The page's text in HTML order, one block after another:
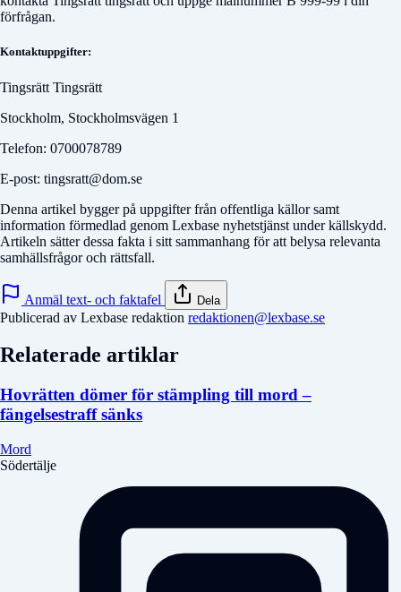
förfrågan.
Kontaktuppgifter:
Tingsrätt Tingsrätt
Stockholm, Stockholmsvägen 1
Telefon: 0700078789
E-post: tingsratt@dom.se
Denna artikel bygger på uppgifter från offentliga källor samt
information förmedlad genom Lexbase nyhetstjänst under källskydd.
Artikeln sätter dessa fakta i sitt sammanhang för att belysa relevanta
samhällsfrågor och rättsfall.
Anmäl text- och faktafel Dela
Publicerad av Lexbase redaktion redaktionen@lexbase.se
Relaterade artiklar
Hovrätten dömer för stämpling till mord –
fängelsestraff sänks
Mord
Södertälje